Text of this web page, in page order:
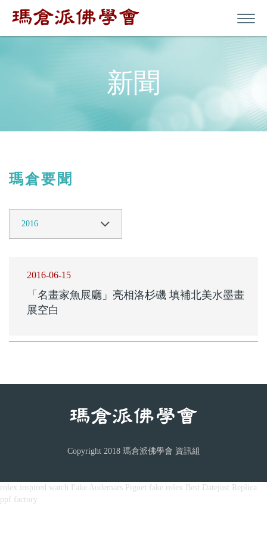
新聞
瑪倉要聞
2016-06-15
「名畫家魚展廳」亮相洛杉磯 填補北美水墨畫
展空白
Copyright 2018 瑪倉派佛學會 資訊組
rolex inspired watch Fake Audemars Piguet fake rolex
Best Datejust Replica
ppf factory